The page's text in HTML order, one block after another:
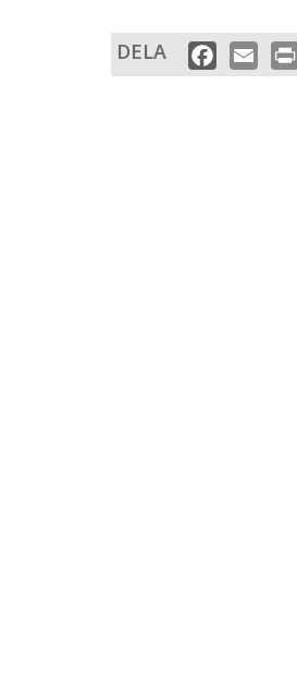
DELA Facebook
Email